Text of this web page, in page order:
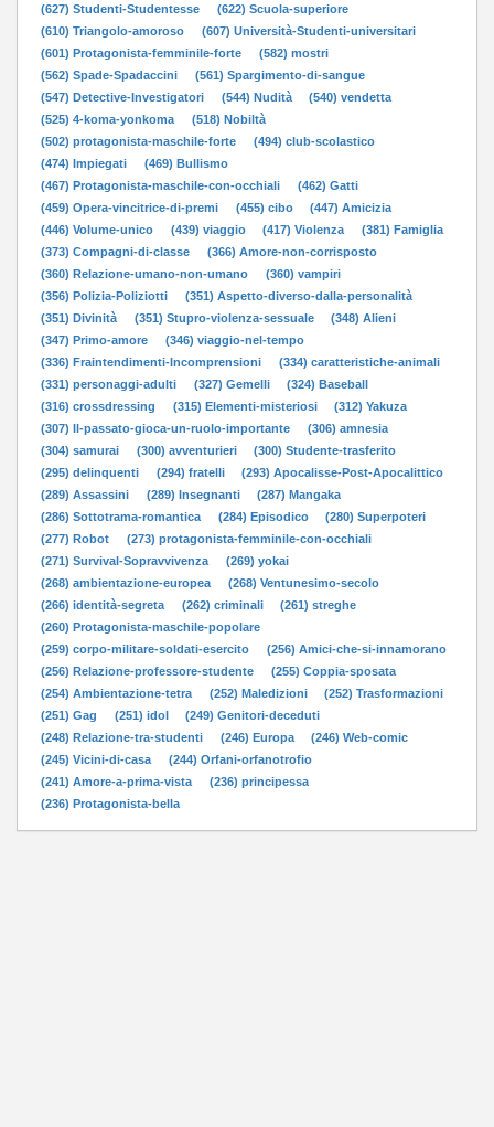
(627) Studenti-Studentesse
(622) Scuola-superiore
(610) Triangolo-amoroso
(607) Università-Studenti-universitari
(601) Protagonista-femminile-forte
(582) mostri
(562) Spade-Spadaccini
(561) Spargimento-di-sangue
(547) Detective-Investigatori
(544) Nudità
(540) vendetta
(525) 4-koma-yonkoma
(518) Nobiltà
(502) protagonista-maschile-forte
(494) club-scolastico
(474) Impiegati
(469) Bullismo
(467) Protagonista-maschile-con-occhiali
(462) Gatti
(459) Opera-vincitrice-di-premi
(455) cibo
(447) Amicizia
(446) Volume-unico
(439) viaggio (417) Violenza
(381) Famiglia
(373) Compagni-di-classe
(366) Amore-non-corrisposto
(360) Relazione-umano-non-umano
(360) vampiri
(356) Polizia-Poliziotti
(351) Aspetto-diverso-dalla-personalità
(351) Divinità
(351) Stupro-violenza-sessuale
(348) Alieni
(347) Primo-amore
(346) viaggio-nel-tempo
(336) Fraintendimenti-Incomprensioni
(334) caratteristiche-animali
(331) personaggi-adulti
(327) Gemelli
(324) Baseball
(316) crossdressing
(315) Elementi-misteriosi
(312) Yakuza
(307) Il-passato-gioca-un-ruolo-importante
(306) amnesia
(304) samurai
(300) avventurieri
(300) Studente-trasferito
(295) delinquenti
(294) fratelli
(293) Apocalisse-Post-Apocalittico
(289) Assassini
(289) Insegnanti
(287) Mangaka
(286) Sottotrama-romantica
(284) Episodico
(280) Superpoteri
(277) Robot
(273) protagonista-femminile-con-occhiali
(271) Survival-Sopravvivenza
(269) yokai
(268) ambientazione-europea
(268) Ventunesimo-secolo
(266) identità-segreta
(262) criminali
(261) streghe
(260) Protagonista-maschile-popolare
(259) corpo-militare-soldati-esercito
(256) Amici-che-si-innamorano
(256) Relazione-professore-studente
(255) Coppia-sposata
(254) Ambientazione-tetra
(252) Maledizioni
(252) Trasformazioni
(251) Gag
(251) idol
(249) Genitori-deceduti
(248) Relazione-tra-studenti
(246) Europa
(246) Web-comic
(245) Vicini-di-casa
(244) Orfani-orfanotrofio
(241) Amore-a-prima-vista
(236) principessa
(236) Protagonista-bella